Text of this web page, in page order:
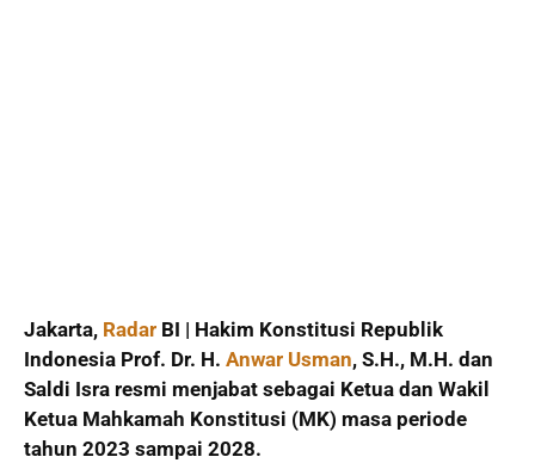
Jakarta, Radar BI | Hakim Konstitusi Republik
Indonesia Prof. Dr. H. Anwar Usman, S.H., M.H. dan
Saldi Isra resmi menjabat sebagai Ketua dan Wakil
Ketua Mahkamah Konstitusi (MK) masa periode
tahun 2023 sampai 2028.